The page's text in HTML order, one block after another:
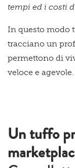
tempi ed i costi
In questo modo
tracciano un
permettono di
veloce e
Un tuffo